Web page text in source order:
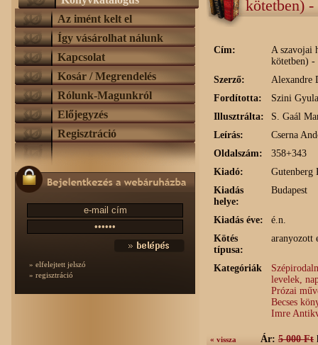
Az imént kelt el
Így vásárolhat nálunk
Kapcsolat
Kosár / Megrendelés
Rólunk-Magunkról
Előjegyzés
Regisztráció
» elfelejtett jelszó
» regisztráció
kötetben)
Cím:
A szavojai
kötetben) -
Szerző:
Alexandre
Fordította:
Szini Gyula
Illusztrálta:
S. Gaál
Leírás:
Cserna
Oldalszám:
358+343
Kiadó:
Gutenberg
Kiadás
helye:
Budapest
Kiadás éve:
é.n.
Kötés
típusa:
aranyozott
Kategóriák
levelek,
Prózai
Becses
Imre
« vissza Ár: 5 000 Ft